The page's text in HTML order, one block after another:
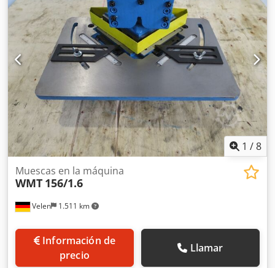
1 /8
Velen 1.511 km
Muescas en la máquina
WMT 156/1.6
Información de
precio
Llamar